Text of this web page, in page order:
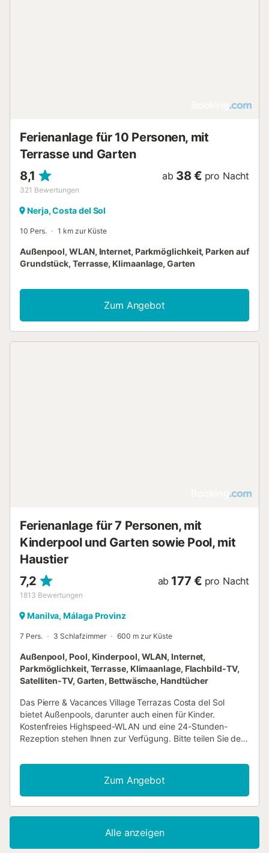
von 200 Metern vom Haus - Nächster Uferbereich oder
Ferienanlage für 10 Personen, mit
Terrasse und Garten
8,1
321 Bewertungen
ab 38 € pro Nacht
Nerja, Costa del Sol
10 Pers. 1 km zur Küste
Außenpool, WLAN, Internet, Parkmöglichkeit, Parken auf
Grundstück, Terrasse, Klimaanlage, Garten
Zum Angebot
Ferienanlage für 7 Personen, mit
Kinderpool und Garten sowie Pool, mit
Haustier
7,2
1813 Bewertungen
ab 177 € pro Nacht
Manilva, Málaga Provinz
7 Pers. 3 Schlafzimmer 600 m zur Küste
Außenpool, Pool, Kinderpool, WLAN, Internet,
Parkmöglichkeit, Terrasse, Klimaanlage, Flachbild-TV,
Satelliten-TV, Garten, Bettwäsche, Handtücher
Das Pierre & Vacances Village Terrazas Costa del Sol
bietet Außenpools, darunter auch einen für Kinder.
Kostenfreies Highspeed-WLAN und eine 24-Stunden-
Rezeption stehen Ihnen zur Verfügung. Bitte teilen Sie der
Sol Ihre voraussichtliche Ankunftszeit im Voraus mit.
Nutzen Sie hierfür bei der Buchung das Feld für besondere
Anfragen oder kontaktieren Sie die Unterkunft direkt....
Zum Angebot
Alle anzeigen